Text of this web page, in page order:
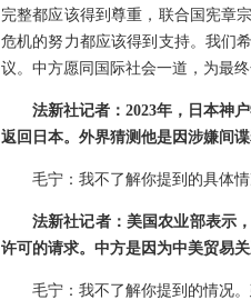
完整都应该得到尊重，联合国宪章
危机的努力都应该得到支持。我们
议。中方愿同国际社会一道，为最
法新社记者：2023年，日本神
返回日本。外界猜测他是因涉嫌间
毛宁：我不了解你提到的具体情
法新社记者：美国农业部表示
许可的请求。中方是因为中美贸易
毛宁：我不了解你提到的情况